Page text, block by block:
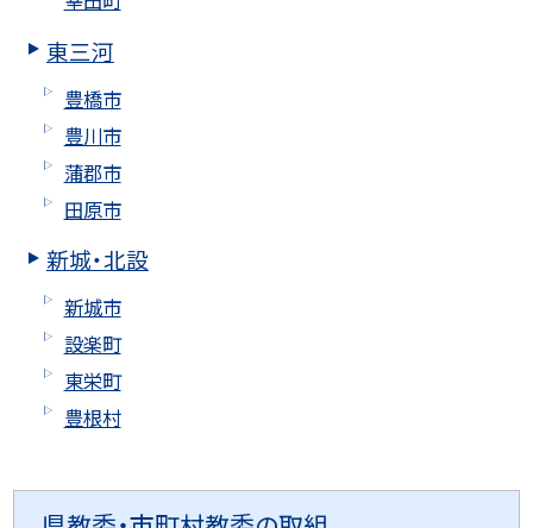
東三河
豊橋市
豊川市
蒲郡市
田原市
新城・北設
新城市
設楽町
東栄町
豊根村